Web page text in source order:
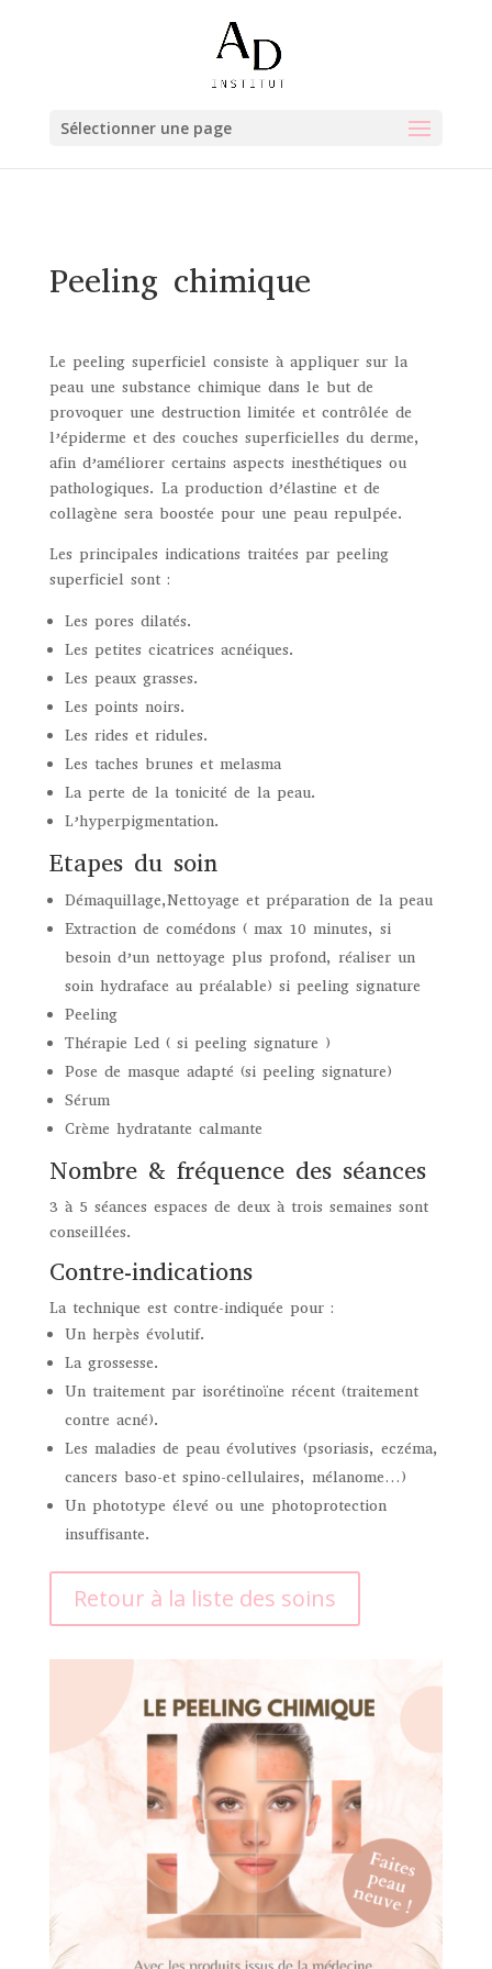
Sélectionner une page
Peeling chimique
Le peeling superficiel consiste à appliquer sur la
peau une substance chimique dans le but de
provoquer une destruction limitée et contrôlée de
l’épiderme et des couches superficielles du derme,
afin d’améliorer certains aspects inesthétiques ou
pathologiques. La production d’élastine et de
collagène sera boostée pour une peau repulpée.
Les principales indications traitées par peeling
superficiel sont :
Les pores dilatés.
Les petites cicatrices acnéiques.
Les peaux grasses.
Les points noirs.
Les rides et ridules.
Les taches brunes et melasma
La perte de la tonicité de la peau.
L’hyperpigmentation.
Etapes du soin
Démaquillage,Nettoyage et préparation de la peau
Extraction de comédons ( max 10 minutes, si
besoin d’un nettoyage plus profond, réaliser un
soin hydraface au préalable) si peeling signature
Peeling
Thérapie Led ( si peeling signature )
Pose de masque adapté (si peeling signature)
Sérum
Crème hydratante calmante
Nombre & fréquence des séances
3 à 5 séances espaces de deux à trois semaines sont
conseillées.
Contre-indications
La technique est contre-indiquée pour :
Un herpès évolutif.
La grossesse.
Un traitement par isorétinoïne récent (traitement
contre acné).
Les maladies de peau évolutives (psoriasis, eczéma,
cancers baso-et spino-cellulaires, mélanome…)
Un phototype élevé ou une photoprotection
insuffisante.
Retour à la liste des soins